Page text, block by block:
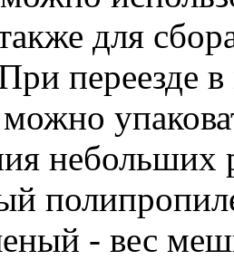
для
переезде
небольших
- вес